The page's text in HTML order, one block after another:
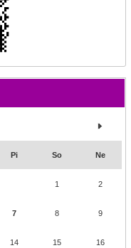
Pi So Ne
1 2
7 8 9
14 15 16